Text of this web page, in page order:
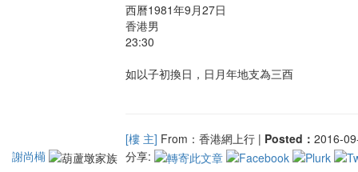
西曆1981年9月27日
香港男
23:30
如以子初換日，日月年地支為三酉
[樓 主] From：香港網上行 | Posted： 2016-
謝尚橗
分享: